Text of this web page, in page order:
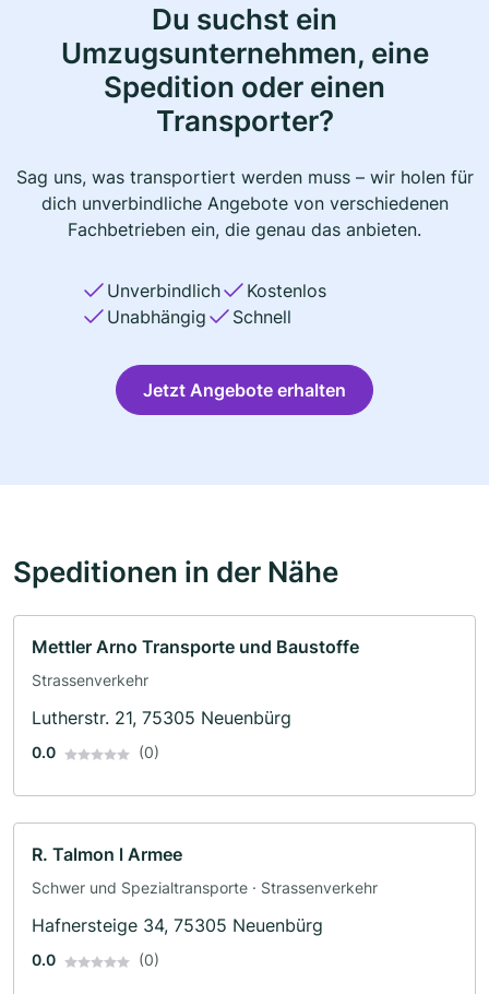
Du suchst ein
Umzugsunternehmen, eine
Spedition oder einen
Transporter?
Sag uns, was transportiert werden muss – wir holen für
dich unverbindliche Angebote von verschiedenen
Fachbetrieben ein, die genau das anbieten.
Unverbindlich
Kostenlos
Unabhängig
Schnell
Jetzt Angebote erhalten
Speditionen in der Nähe
Mettler Arno Transporte und Baustoffe
Strassenverkehr
Lutherstr. 21, 75305 Neuenbürg
0.0 (0)
R. Talmon l Armee
Schwer und Spezialtransporte · Strassenverkehr
Hafnersteige 34, 75305 Neuenbürg
0.0 (0)